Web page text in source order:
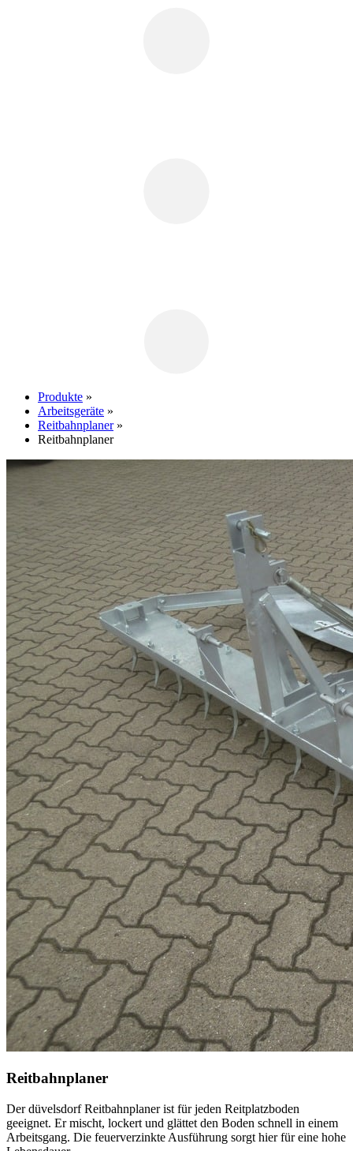
Produkte »
Arbeitsgeräte »
Reitbahnplaner »
Reitbahnplaner
Reitbahnplaner
DerdüvelsdorfReitbahnplaner ist für jeden Reitplatzboden
geeignet. Er mischt, lockert und glättet den Boden schnell in einem
Arbeitsgang. Die feuerverzinkte Ausführung sorgt hier für eine hohe